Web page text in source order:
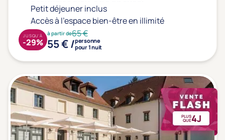
Petit déjeuner inclus
Accès à l'espace bien-être en illimité
à partir de65 €
55 € /personne
pour 1 nuit
JUSQU'À
-29%
PLUS
QUE4J